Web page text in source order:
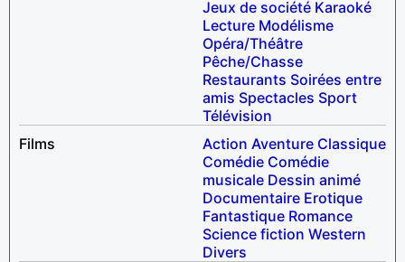
Jeux de société Karaoké
Lecture Modélisme
Opéra/Théâtre
Pêche/Chasse
Restaurants Soirées entre
amis Spectacles Sport
Télévision
Films
Action Aventure Classique
Comédie Comédie
musicale Dessin animé
Documentaire Erotique
Fantastique Romance
Science fiction Western
Divers